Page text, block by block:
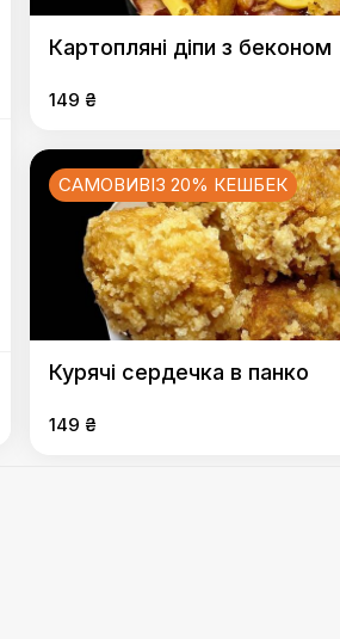
Картопляні діпи з беконом
149 ₴
САМОВИВІЗ 20% КЕШБЕК
Курячі сердечка в панко
149 ₴